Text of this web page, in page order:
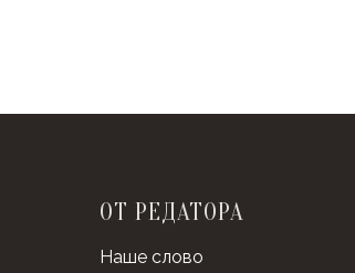
ОТ РЕДАТОРА
Наше слово